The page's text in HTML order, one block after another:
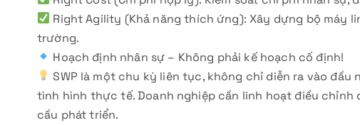
Right Agility (Khả năng thích ứng): Xây dựng bộ máy
trường.
Hoạch định nhân sự – Không phải kế hoạch cố định!
SWP là một chu kỳ liên tục, không chỉ diễn ra vào
tình hình thực tế. Doanh nghiệp cần linh hoạt điều chỉnh
cầu phát triển.